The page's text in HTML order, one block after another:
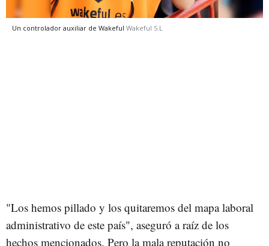
Un controlador auxiliar de Wakeful Wakeful S.L
"Los hemos pillado y los quitaremos del mapa laboral
administrativo de este país", aseguró a raíz de los
hechos mencionados. Pero la mala reputación no